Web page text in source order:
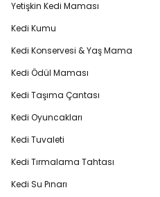
Yetişkin Kedi Maması
Kedi Kumu
Kedi Konservesi & Yaş Mama
Kedi Ödül Maması
Kedi Taşıma Çantası
Kedi Oyuncakları
Kedi Tuvaleti
Kedi Tırmalama Tahtası
Kedi Su Pınarı